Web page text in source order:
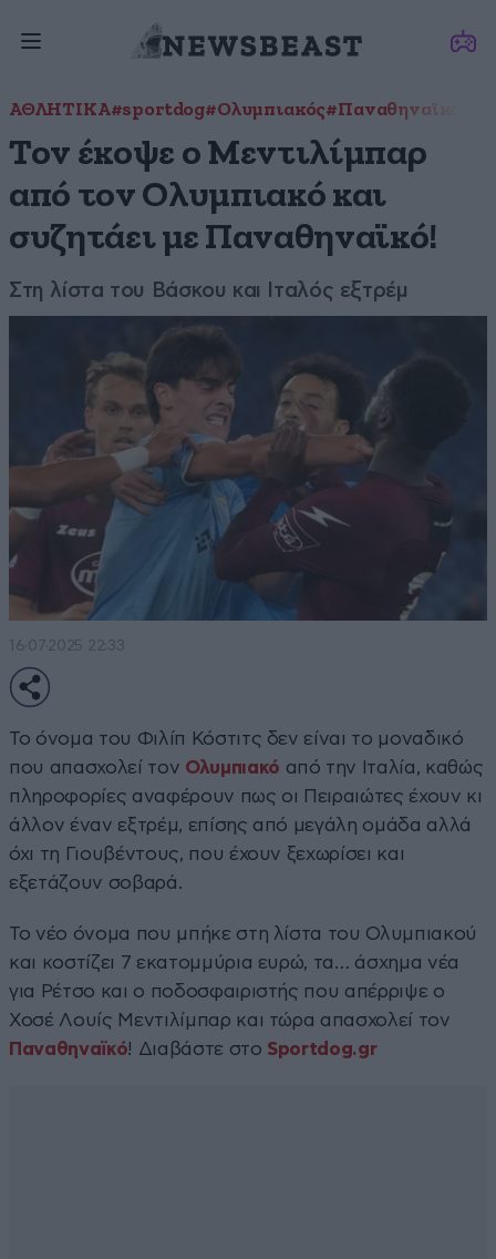
ΑΘΛΗΤΙΚΑ#sportdog#Ολυμπιακός#Παναθηναϊκός
Τον έκοψε ο Μεντιλίμπαρ
από τον Ολυμπιακό και
συζητάει με Παναθηναϊκό!
Στη λίστα του Βάσκου και Ιταλός εξτρέμ
16·07·2025 22:33
Το όνομα του Φιλίπ Κόστιτς δεν είναι το μοναδικό
που απασχολεί τον Ολυμπιακό από την Ιταλία, καθώς
πληροφορίες αναφέρουν πως οι Πειραιώτες έχουν κι
άλλον έναν εξτρέμ, επίσης από μεγάλη ομάδα αλλά
όχι τη Γιουβέντους, που έχουν ξεχωρίσει και
εξετάζουν σοβαρά.
Το νέο όνομα που μπήκε στη λίστα του Ολυμπιακού
και κοστίζει 7 εκατομμύρια ευρώ, τα… άσχημα νέα
για Ρέτσο και ο ποδοσφαιριστής που απέρριψε ο
Χοσέ Λουίς Μεντιλίμπαρ και τώρα απασχολεί τον
Παναθηναϊκό! Διαβάστε στο Sportdog.gr